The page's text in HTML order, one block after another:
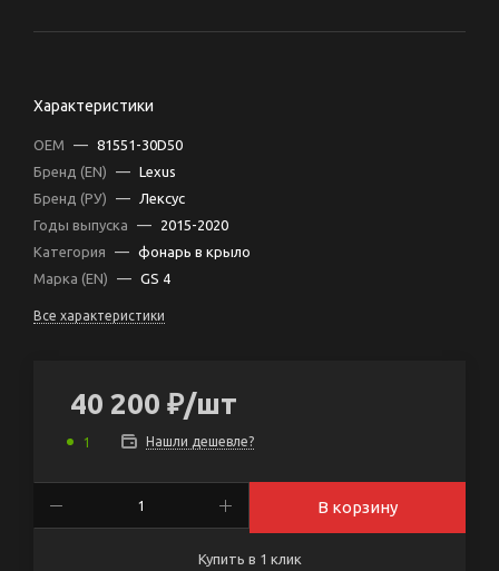
Характеристики
OEM — 81551-30D50
Бренд (EN)
— Lexus
Бренд (РУ)
— Лексус
Годы выпуска
—
2015-2020
Категория
— фонарь в крыло
Марка (EN)
— GS 4
Все характеристики
40 200 ₽/шт
1 Нашли дешевле?
В корзину
Купить в 1 клик